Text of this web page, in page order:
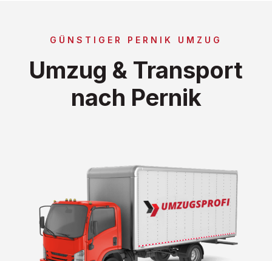
GÜNSTIGER PERNIK UMZUG
Umzug & Transport
nach Pernik